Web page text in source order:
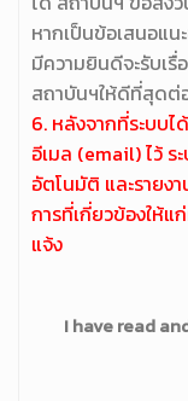
หากเป็นข้อเสนอแน
มีความยินดีจะรับเ
สถาบันฯให้ดีที่สุดต่
6. หลังจากที่ระบบไ
อีเมล (email) ไว้
อัตโนมัติ และรายง
การที่เกี่ยวข้องให้แ
แจ้ง
I have read